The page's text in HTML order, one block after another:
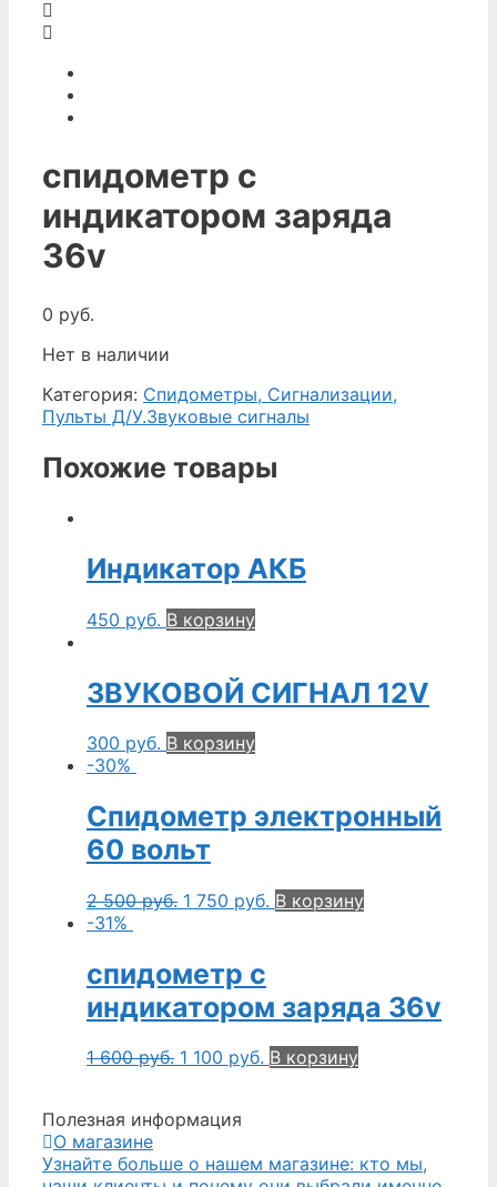
спидометр с
индикатором заряда
36v
0 руб.
Нет в наличии
Категория: Спидометры, Сигнализации,
Пульты Д/У.Звуковые сигналы
Похожие товары
Индикатор АКБ
450 руб. В корзину
ЗВУКОВОЙ СИГНАЛ 12V
300 руб. В корзину
-30%
Спидометр электронный
60 вольт
2 500руб. 1 750 руб. В корзину
-31%
спидометр с
индикатором заряда 36v
1 600руб. 1 100 руб. В корзину
Полезная информация
О магазине
Узнайте больше о нашем магазине: кто мы,